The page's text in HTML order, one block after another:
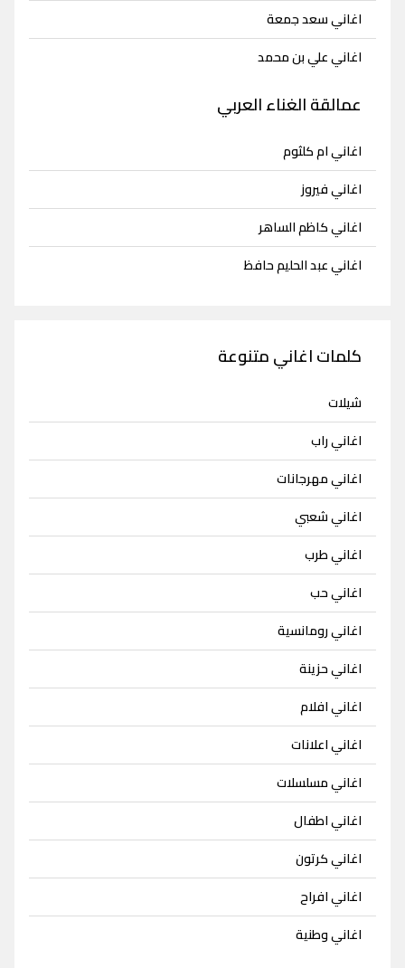
اغاني سعد جمعة
اغاني علي بن محمد
عمالقة الغناء العربي
اغاني ام كلثوم
اغاني فيروز
اغاني كاظم الساهر
اغاني عبد الحليم حافظ
كلمات اغاني متنوعة
شيلات
اغاني راب
اغاني مهرجانات
اغاني شعبي
اغاني طرب
اغاني حب
اغاني رومانسية
اغاني حزينة
اغاني افلام
اغاني اعلانات
اغاني مسلسلات
اغاني اطفال
اغاني كرتون
اغاني افراح
اغاني وطنية